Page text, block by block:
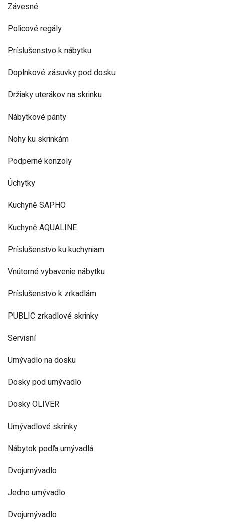
Závesné
Policové regály
Príslušenstvo k nábytku
Doplnkové zásuvky pod dosku
Držiaky uterákov na skrinku
Nábytkové pánty
Nohy ku skrinkám
Podperné konzoly
Úchytky
Kuchyně SAPHO
Kuchyně AQUALINE
Príslušenstvo ku kuchyniam
Vnútorné vybavenie nábytku
Príslušenstvo k zrkadlám
PUBLIC zrkadlové skrinky
Servisní
Umývadlo na dosku
Dosky pod umývadlo
Dosky OLIVER
Umývadlové skrinky
Nábytok podľa umývadlá
Dvojumývadlo
Jedno umývadlo
Dvojumývadlo